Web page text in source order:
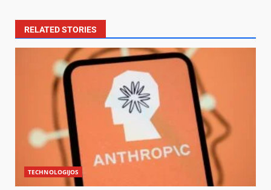
RELATED STORIES
TECHNOLOGIJOS